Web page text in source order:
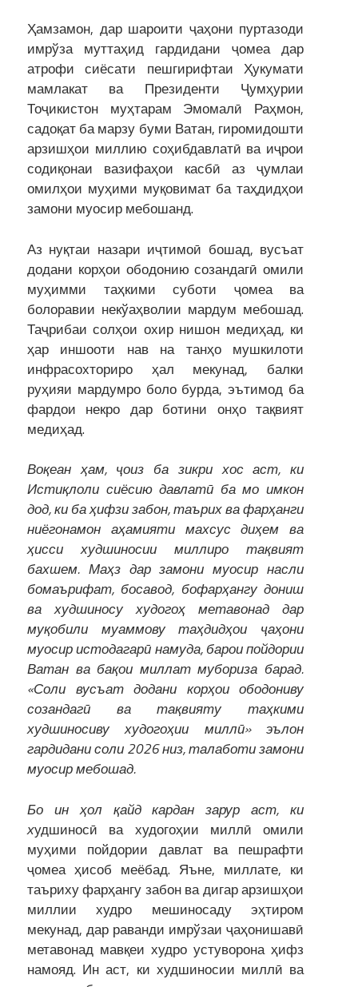
Ҳамзамон, дар шароити ҷаҳони пуртазоди
имрўза муттаҳид гардидани ҷомеа дар
атрофи сиёсати пешгирифтаи Ҳукумати
мамлакат ва Президенти Ҷумҳурии
Тоҷикистон муҳтарам Эмомалӣ Раҳмон,
садоқат ба марзу буми Ватан, гиромидошти
арзишҳои миллию соҳибдавлатӣ ва иҷрои
содиқонаи вазифаҳои касбӣ аз ҷумлаи
омилҳои муҳими муқовимат ба таҳдидҳои
замони муосир мебошанд.
Аз нуқтаи назари иҷтимоӣ бошад, вусъат
додани корҳои ободонию созандагӣ омили
муҳимми таҳкими суботи ҷомеа ва
болоравии некўаҳволии мардум мебошад.
Таҷрибаи солҳои охир нишон медиҳад, ки
ҳар иншооти нав на танҳо мушкилоти
инфрасохториро ҳал мекунад, балки
руҳияи мардумро боло бурда, эътимод ба
фардои некро дар ботини онҳо тақвият
медиҳад.
Воқеан ҳам, ҷоиз ба зикри хос аст, ки
Истиқлоли сиёсию давлатӣ ба мо имкон
дод, ки ба ҳифзи забон, таърих ва фарҳанги
ниёгонамон аҳамияти махсус диҳем ва
ҳисси худшиносии миллиро тақвият
бахшем. Маҳз дар замони муосир насли
бомаърифат, босавод, бофарҳангу дониш
ва худшиносу худогоҳ метавонад дар
муқобили муаммову таҳдидҳои ҷаҳони
муосир истодагарӣ намуда, барои пойдории
Ватан ва бақои миллат мубориза барад.
«Соли вусъат додани корҳои ободониву
созандагӣ ва тақвияту таҳкими
худшиносиву худогоҳии миллӣ» эълон
гардидани соли 2026 низ, талаботи замони
муосир мебошад.
Бо ин ҳол қайд кардан зарур аст, ки
худшиносӣ ва худогоҳии миллӣ омили
муҳими пойдории давлат ва пешрафти
ҷомеа ҳисоб меёбад. Яъне, миллате, ки
таъриху фарҳангу забон ва дигар арзишҳои
миллии худро мешиносаду эҳтиром
мекунад, дар раванди имрўзаи ҷаҳонишавӣ
метавонад мавқеи худро устуворона ҳифз
намояд. Ин аст, ки худшиносии миллӣ ва